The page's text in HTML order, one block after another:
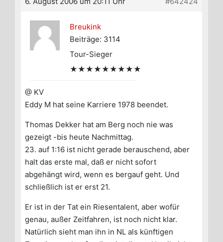
Breukink
Beiträge: 3114
Tour-Sieger
★★★★★★★★★
@ KV
Eddy M hat seine Karriere 1978 beendet.
Thomas Dekker hat am Berg noch nie was
gezeigt -bis heute Nachmittag.
23. auf 1:16 ist nicht gerade berauschend, aber
halt das erste mal, daß er nicht sofort
abgehängt wird, wenn es bergauf geht. Und
schließlich ist er erst 21.
Er ist in der Tat ein Riesentalent, aber wofür
genau, außer Zeitfahren, ist noch nicht klar.
Natürlich sieht man ihn in NL als künftigen